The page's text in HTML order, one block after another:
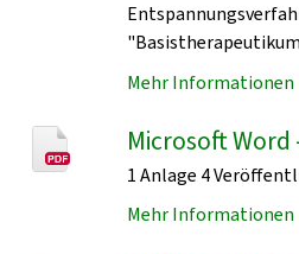
Mehr Informationen
Microsoft
1 Anlage 4
Mehr Informationen